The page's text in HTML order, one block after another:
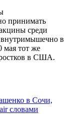
принимать
среди
внутримышечно в
мая тот же
в США.
в Сочи,
словами